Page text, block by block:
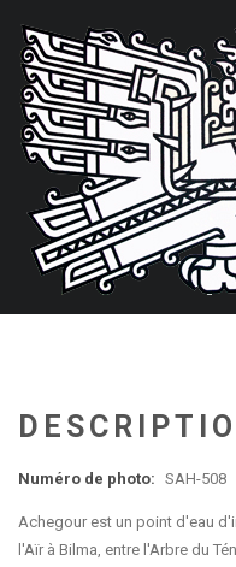
Numéro de photo: SAH-508
Achegour est un point d'eau
l'Aïr à Bilma, entre l'Arbre du